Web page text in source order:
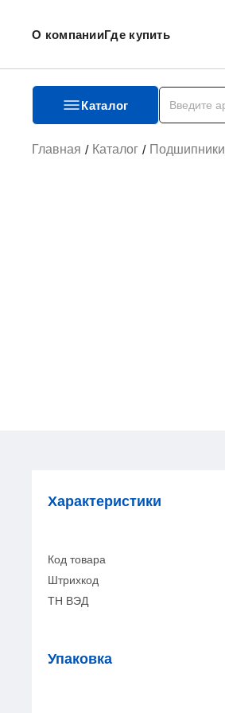
О компанииГде купить
Каталог
Главная Каталог Подшипники
Характеристики
Код товара
Штрихкод
ТН ВЭД
Упаковка